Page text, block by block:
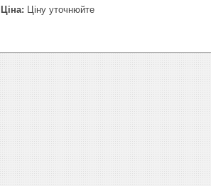
Ціна: Ціну уточнюйте